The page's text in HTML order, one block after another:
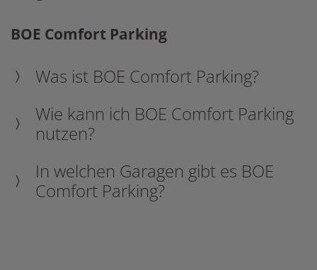
BOE Comfort Parking
Was ist BOE Comfort Parking?
Wie kann ich BOE Comfort Parking
nutzen?
In welchen Garagen gibt es BOE
Comfort Parking?